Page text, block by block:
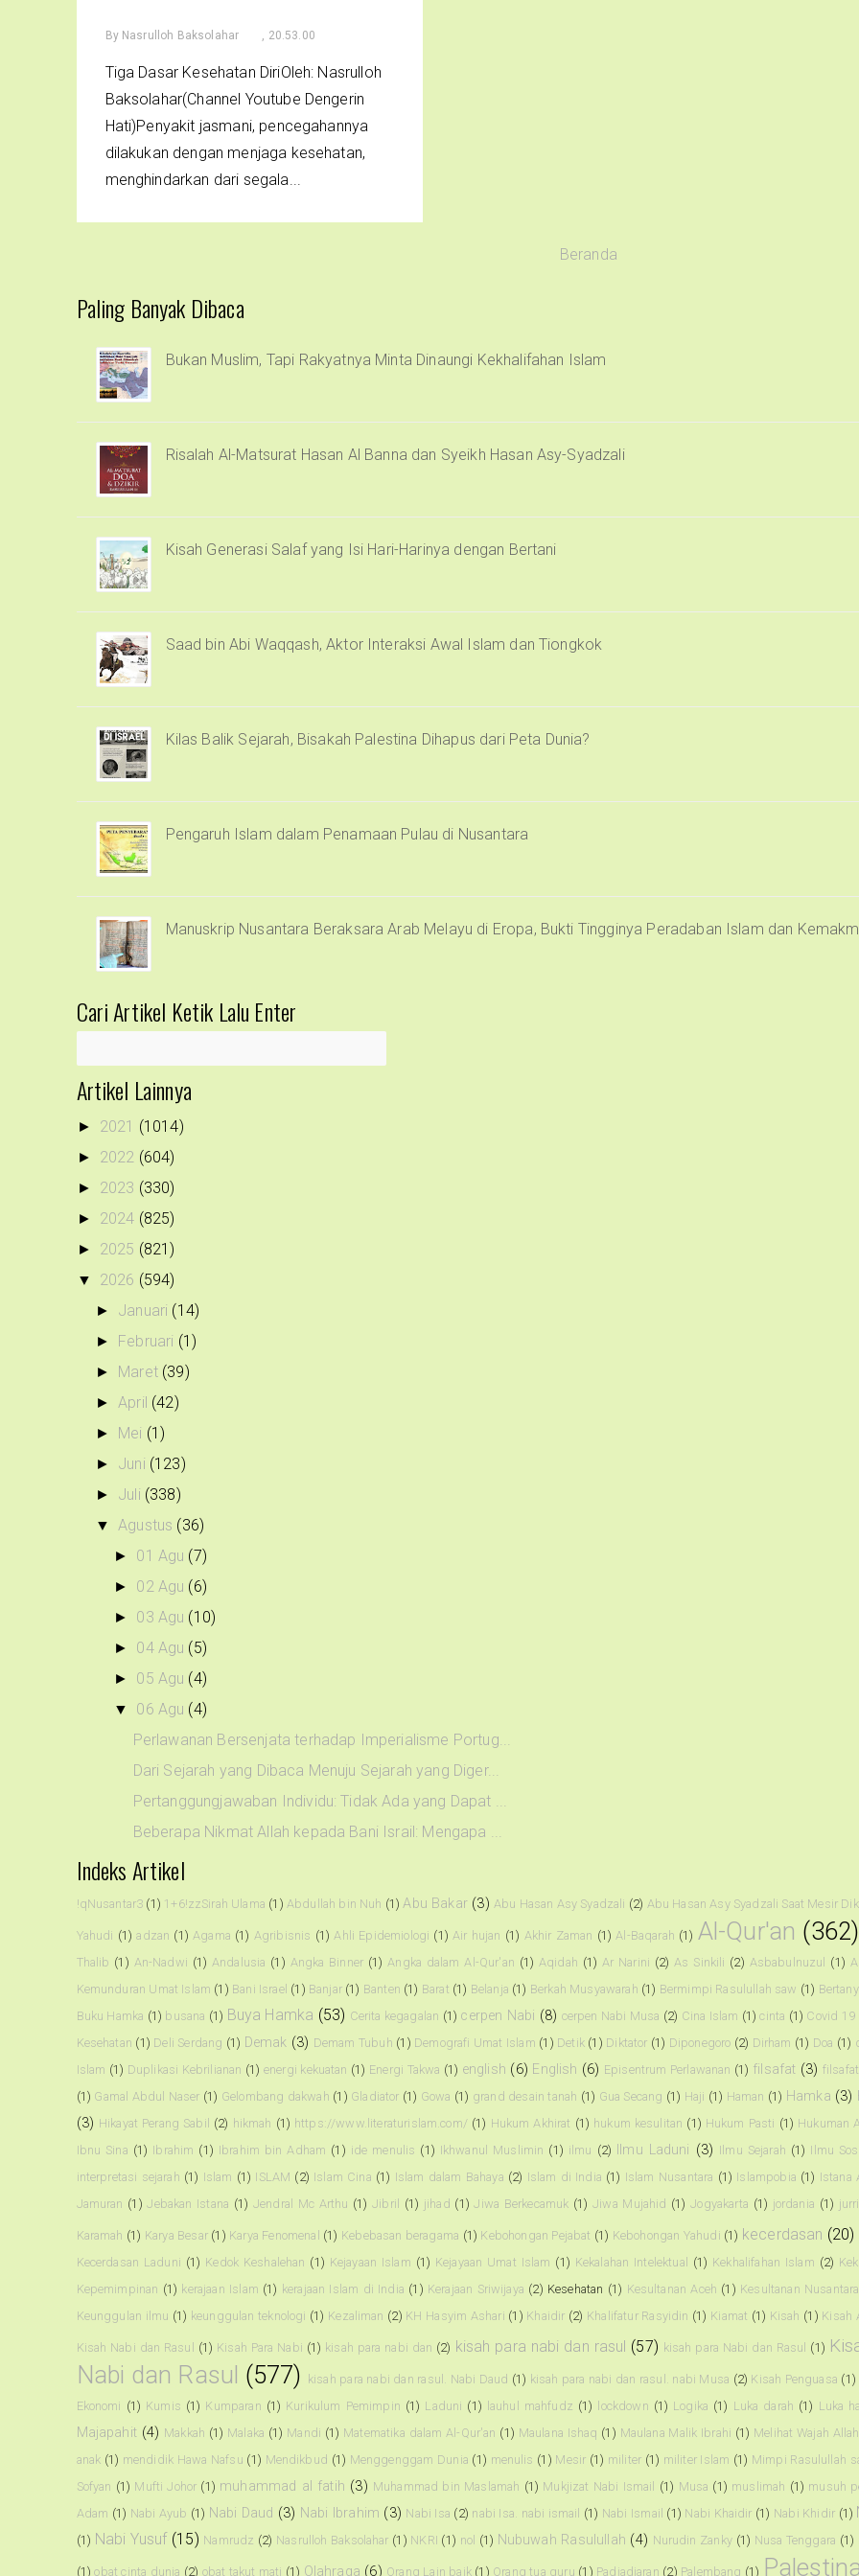
By Nasrulloh Baksolahar , 20.53.00
Tiga Dasar Kesehatan DiriOleh: Nasrulloh
Baksolahar(Channel Youtube Dengerin
Hati)Penyakit jasmani, pencegahannya
dilakukan dengan menjaga kesehatan,
menghindarkan dari segala...
Beranda
Paling Banyak Dibaca
Bukan Muslim, Tapi Rakyatnya Minta Dinaungi Kekhalifahan Islam
Risalah Al-Matsurat Hasan Al Banna dan Syeikh Hasan Asy-Syadzali
Kisah Generasi Salaf yang Isi Hari-Harinya dengan Bertani
Saad bin Abi Waqqash, Aktor Interaksi Awal Islam dan Tiongkok
Kilas Balik Sejarah, Bisakah Palestina Dihapus dari Peta Dunia?
Pengaruh Islam dalam Penamaan Pulau di Nusantara
Manuskrip Nusantara Beraksara Arab Melayu di Eropa, Bukti Tingginya Peradaban Islam dan
Cari Artikel Ketik Lalu Enter
Artikel Lainnya
► 2021 (1014)
► 2022 (604)
► 2023 (330)
► 2024 (825)
► 2025 (821)
▼ 2026 (594)
► Januari (14)
► Februari (1)
► Maret (39)
► April (42)
► Mei (1)
► Juni (123)
► Juli (338)
▼ Agustus (36)
► 01 Agu (7)
► 02 Agu (6)
► 03 Agu (10)
► 04 Agu (5)
► 05 Agu (4)
▼ 06 Agu (4)
Perlawanan Bersenjata terhadap Imperialisme Portug...
Dari Sejarah yang Dibaca Menuju Sejarah yang Diger...
Pertanggungjawaban Individu: Tidak Ada yang Dapat ...
Beberapa Nikmat Allah kepada Bani Israil: Mengapa ...
Indeks Artikel
!qNusantar3 (1) 1+6!zzSirah Ulama (1) Abdullah bin Nuh (1) Abu Bakar (3) Abu Hasan Asy Syadzali (2) Abu Hasan Asy Syadzali Saat Mesir
Yahudi (1) adzan (1) Agama (1) Agribisnis (1) Ahli Epidemiologi (1) Air hujan (1) Akhir Zaman (1) Al-Baqarah (1) Al-Qur'an (362)
Thalib (1) An-Nadwi (1) Andalusia (1) Angka Binner (1) Angka dalam Al-Qur'an (1) Aqidah (1) Ar Narini (2) As Sinkili (2) Asbabulnuzul (1)
Kemunduran Umat Islam (1) Bani Israel (1) Banjar (1) Banten (1) Barat (1) Belanja (1) Berkah Musyawarah (1) Bermimpi Rasulullah saw (1)
Buku Hamka (1) busana (1) Buya Hamka (53) Cerita kegagalan (1) cerpen Nabi (8) cerpen Nabi Musa (2) Cina Islam (1) cinta (1) Covid 19
Kesehatan (1) Deli Serdang (1) Demak (3) Demam Tubuh (1) Demografi Umat Islam (1) Detik (1) Diktator (1) Diponegoro (2) Dirham (1) Doa (1)
Islam (1) Duplikasi Kebrilianan (1) energi kekuatan (1) Energi Takwa (1) english (6) English (6) Episentrum Perlawanan (1) filsafat (3)
(1) Gamal Abdul Naser (1) Gelombang dakwah (1) Gladiator (1) Gowa (1) grand desain tanah (1) Gua Secang (1) Haji (1) Haman (1) Hamka (3)
(3) Hikayat Perang Sabil (2) hikmah (1) https://www.literaturislam.com/ (1) Hukum Akhirat (1) hukum kesulitan (1) Hukum Pasti (1) Hukuman
Ibnu Sina (1) Ibrahim (1) Ibrahim bin Adham (1) ide menulis (1) Ikhwanul Muslimin (1) ilmu (2) Ilmu Laduni (3) Ilmu Sejarah (1) Ilmu
interpretasi sejarah (1) Islam (1) ISLAM (2) Islam Cina (1) Islam dalam Bahaya (2) Islam di India (1) Islam Nusantara (1) Islampobia (1) Istana
Jamuran (1) Jebakan Istana (1) Jendral Mc Arthu (1) Jibril (1) jihad (1) Jiwa Berkecamuk (1) Jiwa Mujahid (1) Jogyakarta (1) jordania (1)
Karamah (1) Karya Besar (1) Karya Fenomenal (1) Kebebasan beragama (1) Kebohongan Pejabat (1) Kebohongan Yahudi (1) kecerdasan (20)
Kecerdasan Laduni (1) Kedok Keshalehan (1) Kejayaan Islam (1) Kejayaan Umat Islam (1) Kekalahan Intelektual (1) Kekhalifahan Islam (2)
Kepemimpinan (1) kerajaan Islam (1) kerajaan Islam di India (1) Kerajaan Sriwijaya (2) Kesehatan (1) Kesultanan Aceh (1) Kesultanan Nusantara
Keunggulan ilmu (1) keunggulan teknologi (1) Kezaliman (2) KH Hasyim Ashari (1) Khaidir (2) Khalifatur Rasyidin (1) Kiamat (1) Kisah (1) Kisah
Kisah Nabi dan Rasul (1) Kisah Para Nabi (1) kisah para nabi dan (2) kisah para nabi dan rasul (57) kisah para Nabi dan Rasul (1)
Nabi dan Rasul (577) kisah para nabi dan rasul. Nabi Daud (1) kisah para nabi dan rasul. nabi Musa (2) Kisah Penguasa (1)
Ekonomi (1) Kumis (1) Kumparan (1) Kurikulum Pemimpin (1) Laduni (1) lauhul mahfudz (1) lockdown (1) Logika (1) Luka darah (1) Luka
Majapahit (4) Makkah (1) Malaka (1) Mandi (1) Matematika dalam Al-Qur'an (1) Maulana Ishaq (1) Maulana Malik Ibrahi (1) Melihat Wajah Allah
anak (1) mendidik Hawa Nafsu (1) Mendikbud (1) Menggenggam Dunia (1) menulis (1) Mesir (1) militer (1) militer Islam (1) Mimpi Rasulullah
Sofyan (1) Mufti Johor (1) muhammad al fatih (3) Muhammad bin Maslamah (1) Mukjizat Nabi Ismail (1) Musa (1) muslimah (1) musuh
Adam (1) Nabi Ayub (1) Nabi Daud (3) Nabi Ibrahim (3) Nabi Isa (2) nabi Isa. nabi ismail (1) Nabi Ismail (1) Nabi Khaidir (1) Nabi Khidir (1)
(1) Nabi Yusuf (15) Namrudz (2) Nasrulloh Baksolahar (1) NKRI (1) nol (1) Nubuwah Rasulullah (4) Nurudin Zanky (1) Nusa Tenggara (1)
(1) obat cinta dunia (2) obat takut mati (1) Olahraga (6) Orang Lain baik (1) Orang tua guru (1) Padjadjaran (2) Palembang (1) Palestina